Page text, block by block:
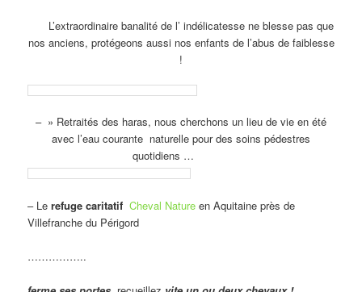
L’extraordinaire banalité de l’ indélicatesse ne blesse pas que
nos anciens, protégeons aussi nos enfants de l’abus de faiblesse
!
– » Retraités des haras, nous cherchons un lieu de vie en été
avec l’eau courante naturelle pour des soins pédestres
quotidiens …
– Lerefuge caritatif Cheval Nature en Aquitaine près de
Villefranche du Périgord
……………..